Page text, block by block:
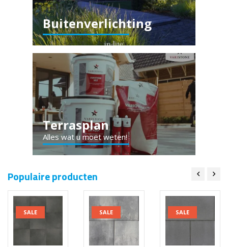
Buitenverlichting
Terrasplan
Alles wat u moet weten!
Populaire producten
SALE SALE SALE